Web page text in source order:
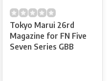
Tokyo Marui 26rd
Magazine for FN Five
Seven Series GBB